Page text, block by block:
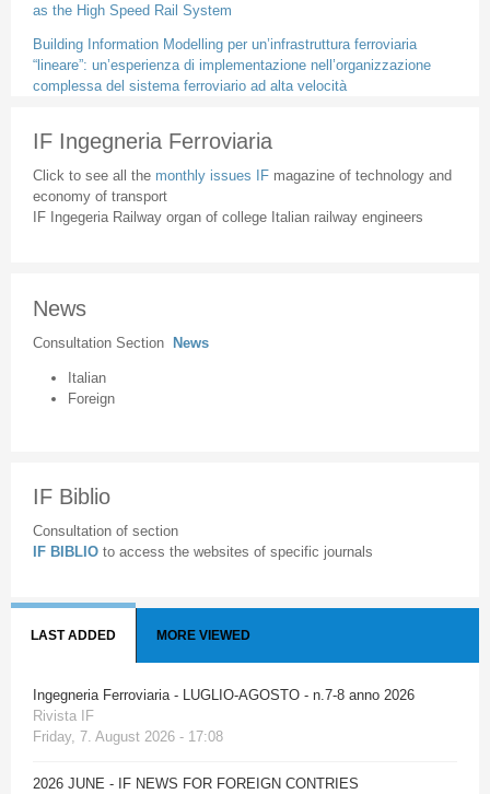
as the High Speed Rail System
Building Information Modelling per un’infrastruttura ferroviaria
“lineare”: un’esperienza di implementazione nell’organizzazione
complessa del sistema ferroviario ad alta velocità
IF Ingegneria Ferroviaria
Click to see all the monthly issues IF magazine of technology and
economy of transport
IF Ingegeria Railway organ of college Italian railway engineers
News
Consultation Section News
Italian
Foreign
IF Biblio
Consultation of section
IF BIBLIO to access the websites of specific journals
LAST ADDED MORE VIEWED
Ingegneria Ferroviaria - LUGLIO-AGOSTO - n.7-8 anno 2026
Rivista IF
Friday, 7. August 2026 - 17:08
2026 JUNE - IF NEWS FOR FOREIGN CONTRIES